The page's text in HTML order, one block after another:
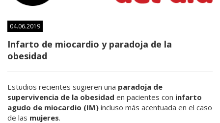
04.06.2019
Infarto de miocardio y paradoja de la
obesidad
Estudios recientes sugieren una paradoja de
supervivencia de la obesidad en pacientes con infarto
agudo de miocardio (IM) incluso más acentuada en el caso
de las mujeres.